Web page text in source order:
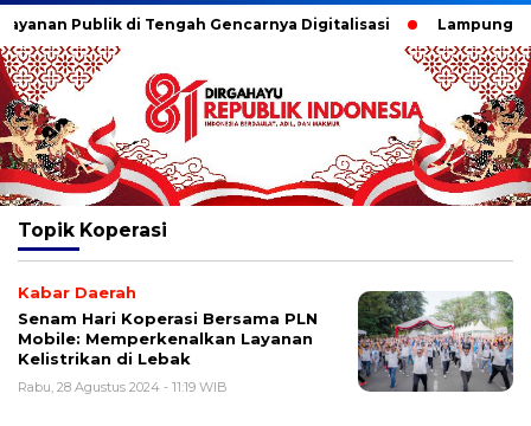
Publik di Tengah Gencarnya Digitalisasi Lampung
Topik Koperasi
Kabar Daerah
Senam Hari Koperasi Bersama PLN
Mobile: Memperkenalkan Layanan
Kelistrikan di Lebak
Rabu, 28 Agustus 2024 - 11:19 WIB